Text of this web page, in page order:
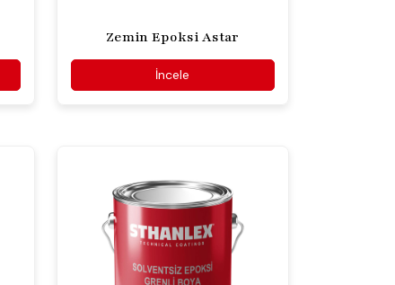
Zemin Epoksi Astar
İncele